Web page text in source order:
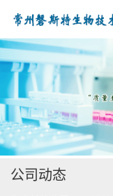
公司首页
公司介绍
公司动态
公司动态